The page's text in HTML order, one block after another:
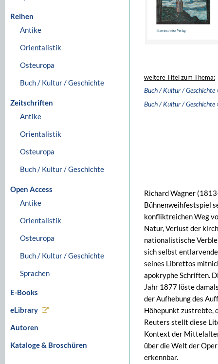
Reihen
Antike
Orientalistik
Osteuropa
Buch / Kultur / Geschichte
Zeitschriften
Antike
Orientalistik
Osteuropa
Buch / Kultur / Geschichte
Open Access
Antike
Orientalistik
Osteuropa
Buch / Kultur / Geschichte
Sprachen
E-Books
eLibrary
Autoren
Kataloge & Broschüren
weitere Titel zum Thema:
Buch / Kultur / Geschichte
Buch / Kultur / Geschichte
Richard Wagner
Bühnenweihfestspiel
konfliktreichen Weg
Natur, Verlust der
nationalistische
sich selbst
seines Librettos
apokryphe Schriften.
Jahr 1877 löste
der Aufhebung des
Höhepunkt zustrebte,
Reuters stellt diese
Kontext der
über die Welt der
erkennbar.